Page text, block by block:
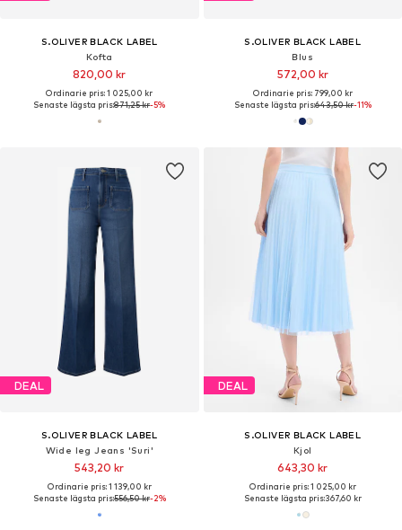
S.OLIVER BLACK LABEL
Kofta
820,00 kr
Ordinarie pris: 1 025,00 kr
Senaste lägsta pris:871,25 kr-5%
S.OLIVER BLACK LABEL
Blus
572,00 kr
Ordinarie pris: 799,00 kr
Senaste lägsta pris:643,50 kr-11%
DEAL
S.OLIVER BLACK LABEL
Wide leg Jeans 'Suri'
543,20 kr
Ordinarie pris: 1 139,00 kr
Senaste lägsta pris:556,50 kr-2%
DEAL
S.OLIVER BLACK LABEL
Kjol
643,30 kr
Ordinarie pris: 1 025,00 kr
Senaste lägsta pris:367,60 kr